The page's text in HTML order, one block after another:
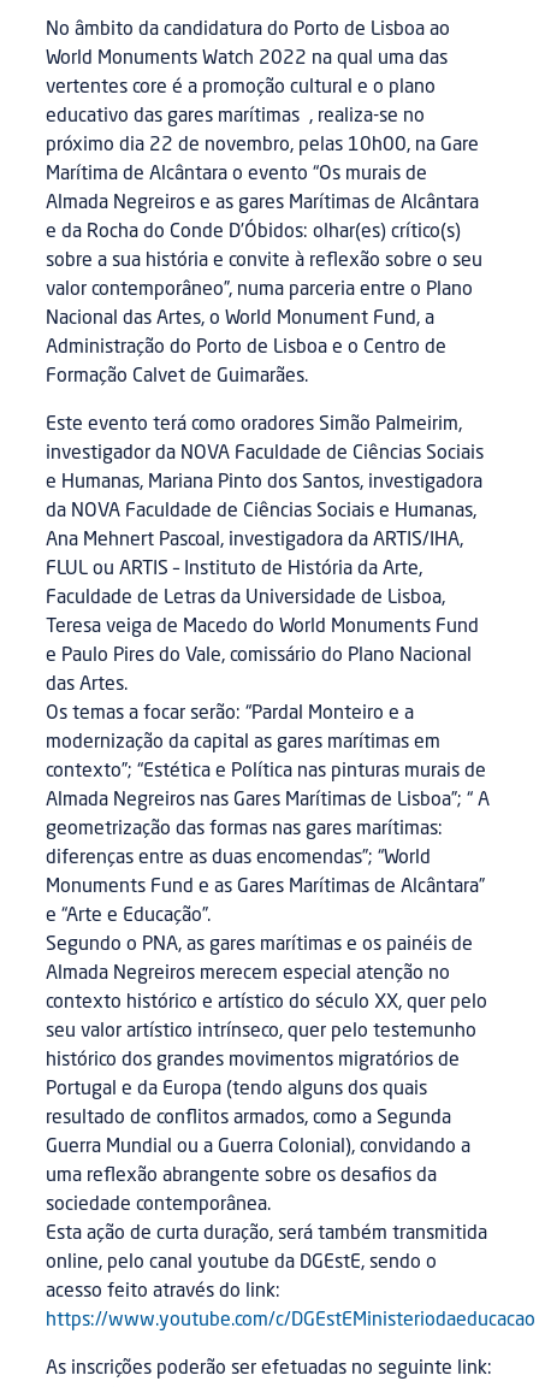
No âmbito da candidatura do Porto de Lisboa ao
World Monuments Watch 2022 na qual uma das
vertentes core é a promoção cultural e o plano
educativo das gares marítimas , realiza-se no
próximo dia 22 de novembro, pelas 10h00, na Gare
Marítima de Alcântara o evento “Os murais de
Almada Negreiros e as gares Marítimas de Alcântara
e da Rocha do Conde D’Óbidos: olhar(es) crítico(s)
sobre a sua história e convite à reflexão sobre o seu
valor contemporâneo”, numa parceria entre o Plano
Nacional das Artes, o World Monument Fund, a
Administração do Porto de Lisboa e o Centro de
Formação Calvet de Guimarães.
Este evento terá como oradores Simão Palmeirim,
investigador da NOVA Faculdade de Ciências Sociais
e Humanas, Mariana Pinto dos Santos, investigadora
da NOVA Faculdade de Ciências Sociais e Humanas,
Ana Mehnert Pascoal, investigadora da ARTIS/IHA,
FLUL ou ARTIS – Instituto de História da Arte,
Faculdade de Letras da Universidade de Lisboa,
Teresa veiga de Macedo do World Monuments Fund
e Paulo Pires do Vale, comissário do Plano Nacional
das Artes.
Os temas a focar serão: “Pardal Monteiro e a
modernização da capital as gares marítimas em
contexto”; “Estética e Política nas pinturas murais de
Almada Negreiros nas Gares Marítimas de Lisboa”; “ A
geometrização das formas nas gares marítimas:
diferenças entre as duas encomendas”; “World
Monuments Fund e as Gares Marítimas de Alcântara”
e “Arte e Educação”.
Segundo o PNA, as gares marítimas e os painéis de
Almada Negreiros merecem especial atenção no
contexto histórico e artístico do século XX, quer pelo
seu valor artístico intrínseco, quer pelo testemunho
histórico dos grandes movimentos migratórios de
Portugal e da Europa (tendo alguns dos quais
resultado de conflitos armados, como a Segunda
Guerra Mundial ou a Guerra Colonial), convidando a
uma reflexão abrangente sobre os desafios da
sociedade contemporânea.
Esta ação de curta duração, será também transmitida
online, pelo canal youtube da DGEstE, sendo o
acesso feito através do link:
https://www.youtube.com/c/DGEstEMinisteriodaeducacao
As inscrições poderão ser efetuadas no seguinte link: